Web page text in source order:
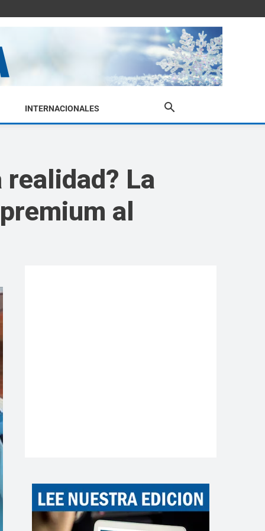
INTERNACIONALES
La
al